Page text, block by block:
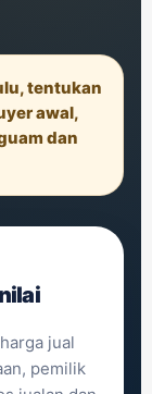
tentukan
awal,
dan
jual
pemilik